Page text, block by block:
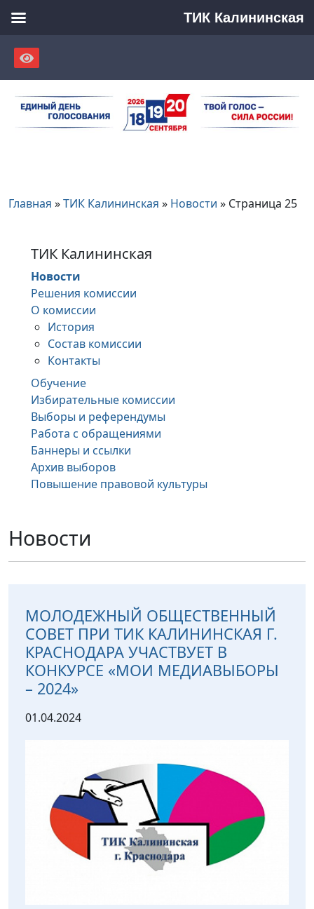
content
Главная »ТИК Калининская » Новости » Страница 25
ТИК Калининская
Новости
Решения комиссии
О комиссии
История
Состав комиссии
Контакты
Обучение
Избирательные комиссии
Выборы и референдумы
Работа с обращениями
Баннеры и ссылки
Архив выборов
Повышение правовой культуры
Новости
МОЛОДЕЖНЫЙ ОБЩЕСТВЕННЫЙ
СОВЕТ ПРИ ТИК КАЛИНИНСКАЯ Г.
КРАСНОДАРА УЧАСТВУЕТ В
КОНКУРСЕ «МОИ МЕДИАВЫБОРЫ
– 2024»
01.04.2024
ТИК Калининская